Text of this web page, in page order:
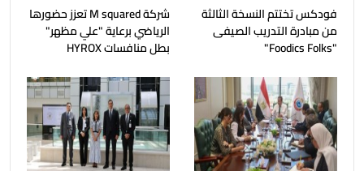
فودكس تختتم النسخة الثالثة
من مبادرة التدريب الصيفى
"Foodics Folks"
شركة M squared تعزز حضورها
الرياضي برعاية "علي مظهر"
بطل منافسات HYROX